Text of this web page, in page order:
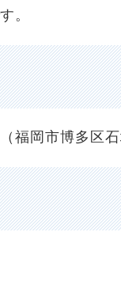
。​
岡市博多区石